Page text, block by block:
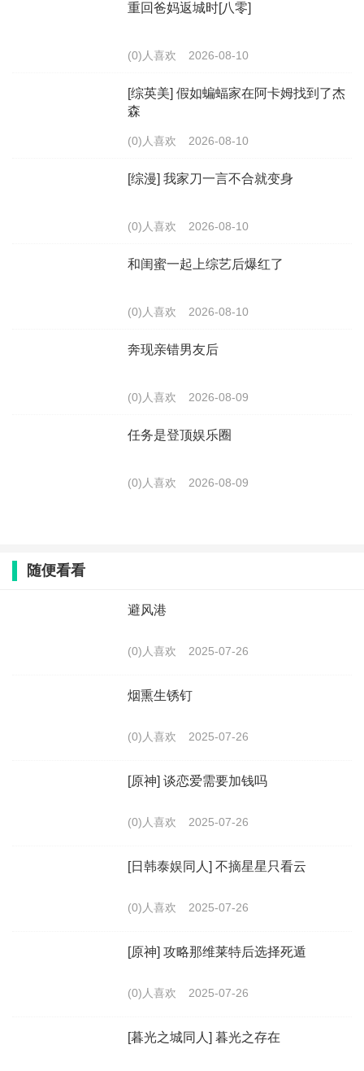
重回爸妈返城时[八零]
(0)人喜欢 2026-08-10
[综英美] 假如蝙蝠家在阿卡姆找到了杰
森
(0)人喜欢 2026-08-10
[综漫] 我家刀一言不合就变身
(0)人喜欢 2026-08-10
和闺蜜一起上综艺后爆红了
(0)人喜欢 2026-08-10
奔现亲错男友后
(0)人喜欢 2026-08-09
任务是登顶娱乐圈
(0)人喜欢 2026-08-09
随便看看
避风港
(0)人喜欢 2025-07-26
烟熏生锈钉
(0)人喜欢 2025-07-26
[原神] 谈恋爱需要加钱吗
(0)人喜欢 2025-07-26
[日韩泰娱同人] 不摘星星只看云
(0)人喜欢 2025-07-26
[原神] 攻略那维莱特后选择死遁
(0)人喜欢 2025-07-26
[暮光之城同人] 暮光之存在